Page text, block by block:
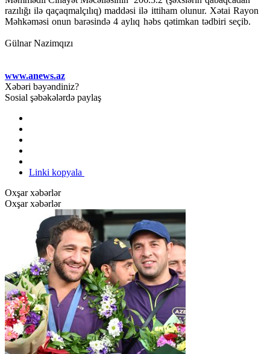
razılığı ilə qaçaqmalçılıq) maddəsi ilə ittiham olunur. Xətai Rayon
Məhkəməsi onun barəsində 4 aylıq həbs qətimkan tədbiri seçib.
Gülnar Nazimqızı
www.anews.az
Xəbəri bəyəndiniz?
Sosial şəbəkələrdə paylaş
Linki kopyala
Oxşar xəbərlər
Oxşar xəbərlər